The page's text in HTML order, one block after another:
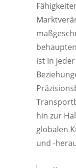
ist in
hin zur
globalen
und -